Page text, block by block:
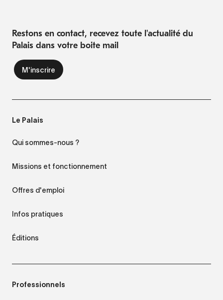
Restons en contact, recevez toute l'actualité du
Palais dans votre boite mail
Le Palais
Qui sommes-nous ?
Missions et fonctionnement
Offres d'emploi
Infos pratiques
Éditions
Professionnels